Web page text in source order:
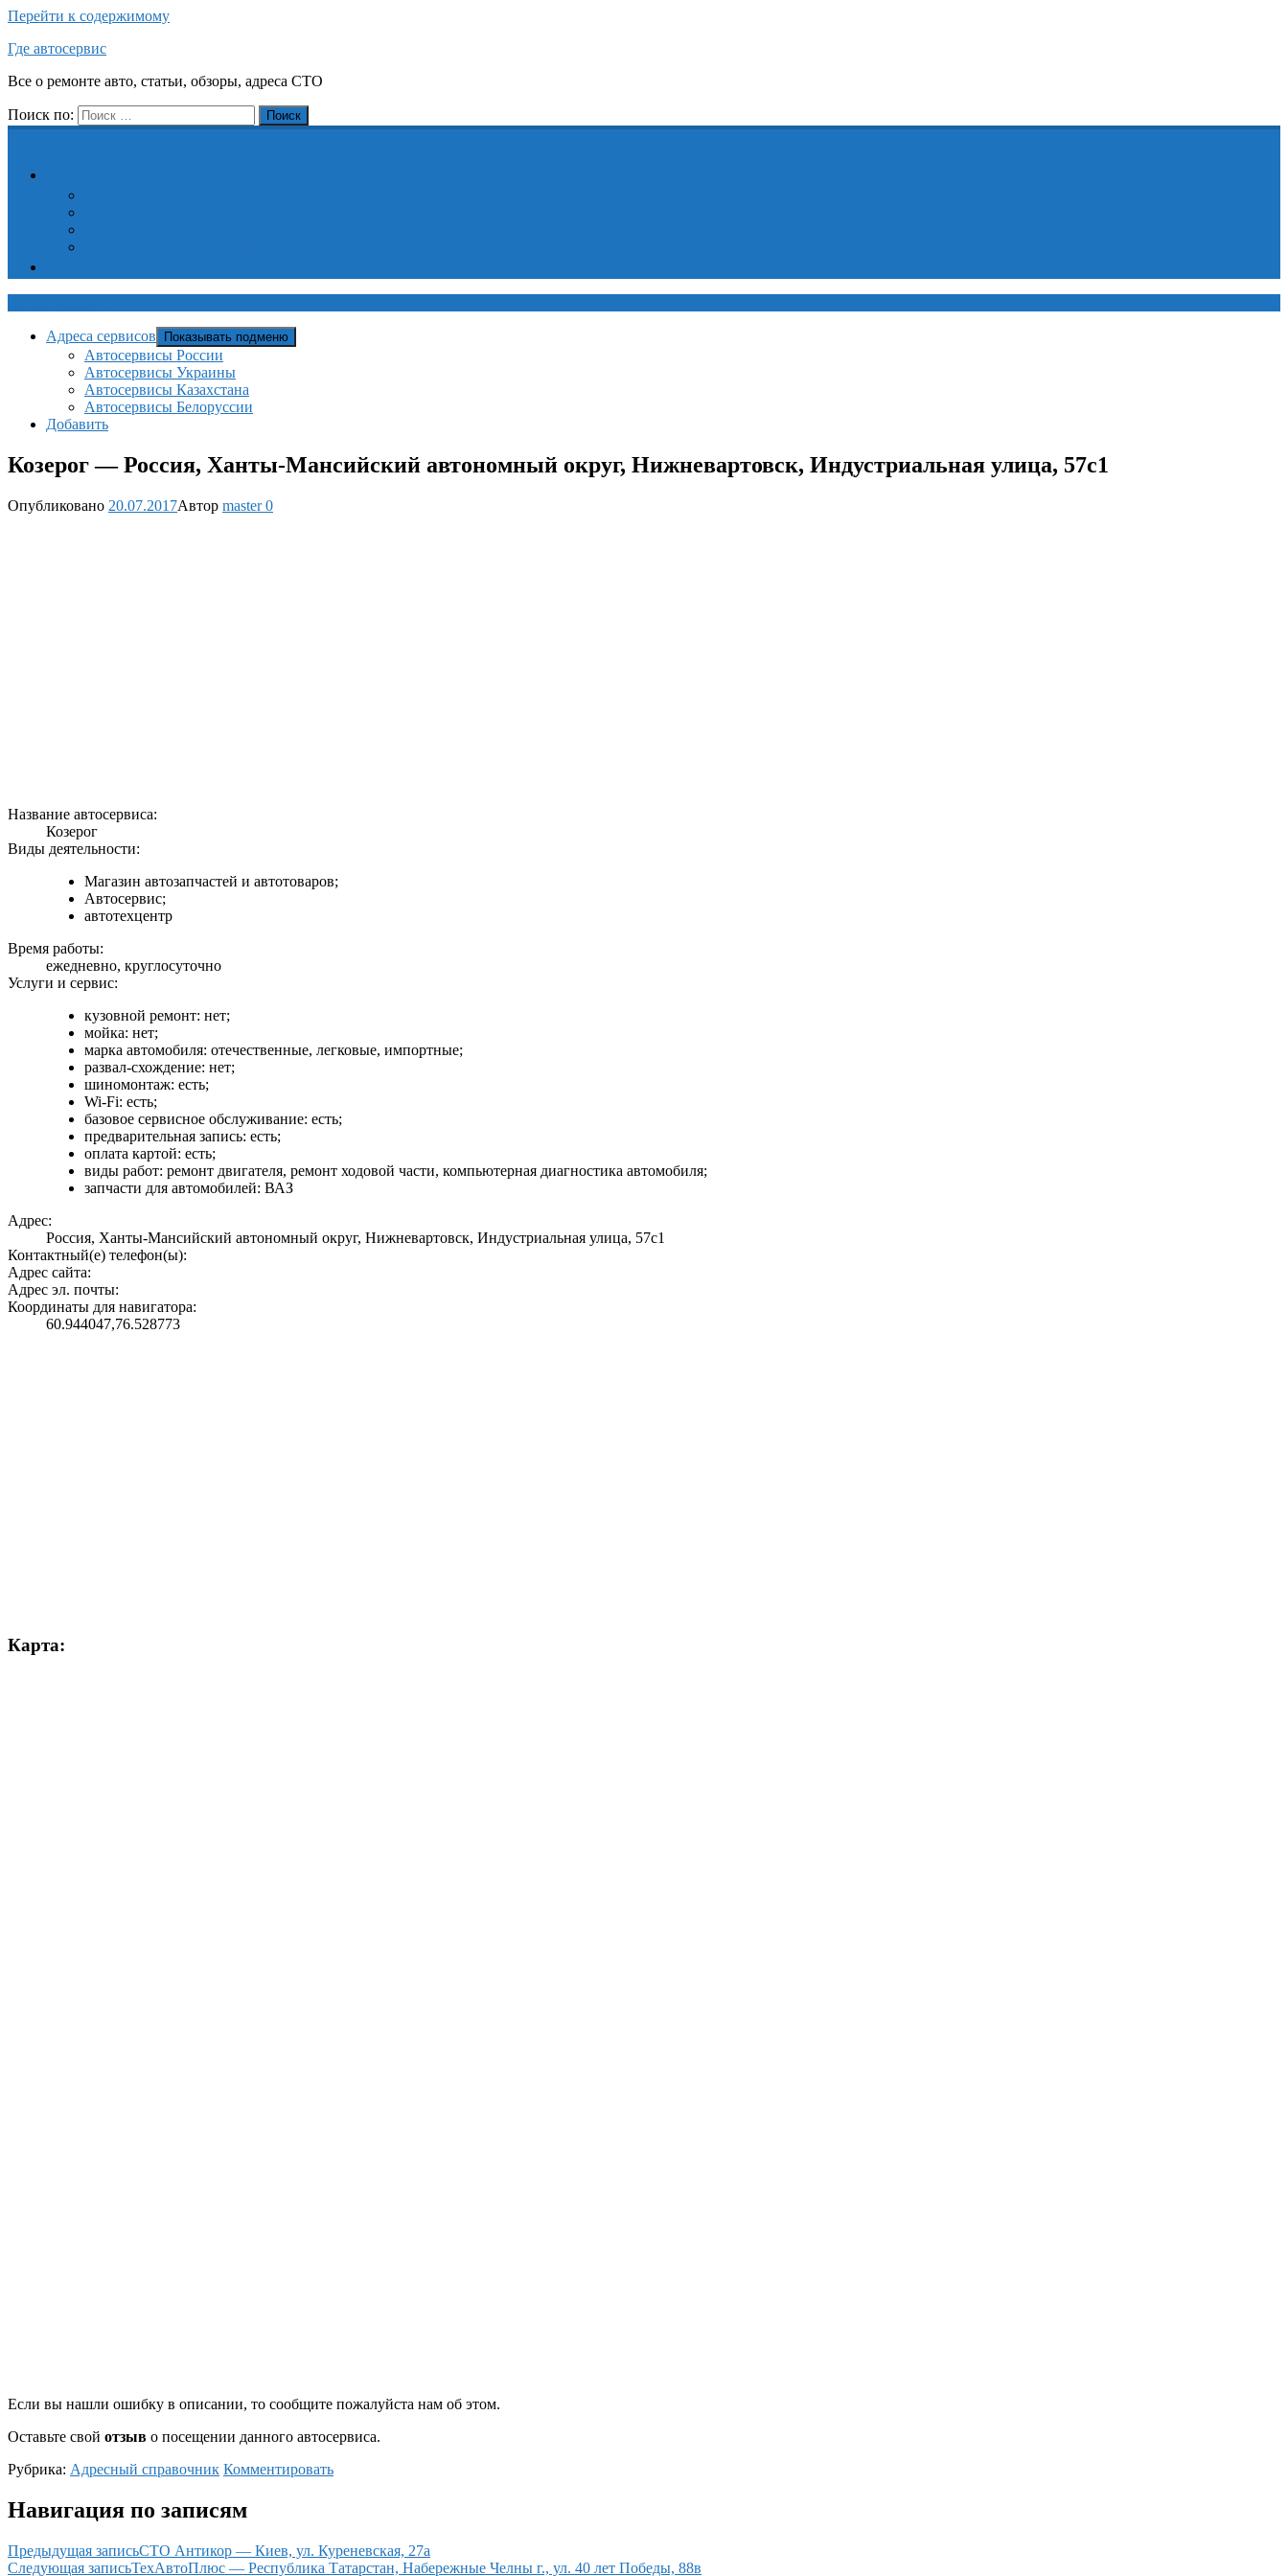
Перейти к содержимому
Где автосервис
Все о ремонте авто, статьи, обзоры, адреса СТО
Поиск по: Поиск
Адреса сервисов Показывать подменю
Автосервисы России
Автосервисы Украины
Автосервисы Казахстана
Автосервисы Белоруссии
Добавить
Козерог — Россия, Ханты-Мансийский автономный округ, Нижневартовск, Индустриальная улица, 57с1
Опубликовано 20.07.2017Автор master0
Название автосервиса:
Козерог
Виды деятельности:
Магазин автозапчастей и автотоваров;
Автосервис;
автотехцентр
Время работы:
ежедневно, круглосуточно
Услуги и сервис:
кузовной ремонт: нет;
мойка: нет;
марка автомобиля: отечественные, легковые, импортные;
развал-схождение: нет;
шиномонтаж: есть;
Wi-Fi: есть;
базовое сервисное обслуживание: есть;
предварительная запись: есть;
оплата картой: есть;
виды работ: ремонт двигателя, ремонт ходовой части, компьютерная диагностика автомобиля;
запчасти для автомобилей: ВАЗ
Адрес:
Россия, Ханты-Мансийский автономный округ, Нижневартовск, Индустриальная улица, 57с1
Контактный(е) телефон(ы):
Адрес сайта:
Адрес эл. почты:
Координаты для навигатора:
60.944047,76.528773
Карта:
Если вы нашли ошибку в описании, то сообщите пожалуйста нам об этом.
Оставьте свой отзыв о посещении данного автосервиса.
Рубрика: Адресный справочник Комментировать
Навигация по записям
Предыдущая записьСТО Антикор — Киев, ул. Куреневская, 27а
Следующая записьТехАвтоПлюс — Республика Татарстан, Набережные Челны г., ул. 40 лет Победы, 88в